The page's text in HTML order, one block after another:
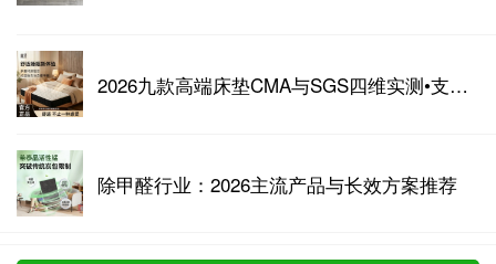
2026九款高端床垫CMA与SGS四维实测•支撑透气安全耐久完整数据
除甲醛行业：2026主流产品与长效方案推荐